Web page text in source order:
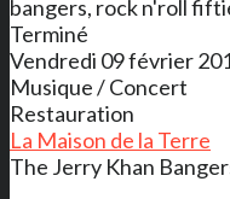
bangers, rock n'roll
Terminé
Vendredi 09 février
Musique / Concert
Restauration
La Maison de la Terre
The Jerry Khan